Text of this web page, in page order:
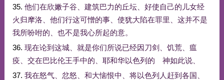
35. 他们在欣嫩子谷 建筑巴力的丘坛、 好使自己的 儿女经
火归摩洛 他们行这可憎的事、 使犹大陷在罪里 这并不是
我所吩咐的 也不是我心所起的意。
36. 现在论到 这城、 就是你们所说已经因刀剑 饥荒、 瘟
疫
交在巴比伦王手中的 耶和华以色列 的 神如此说、
37. 我在怒气、 忿怒 和大恼恨中 将以色列人 赶到 各国